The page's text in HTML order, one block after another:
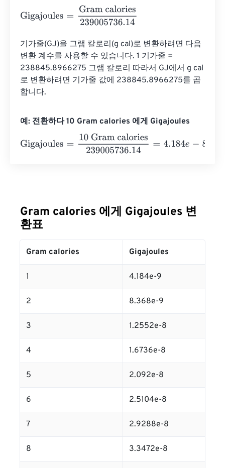
Gigajoules Gram calories239005736.14
기가줄(GJ)을 그램 칼로리(g cal)로 변환하려면 다음
변환 계수를 사용할 수 있습니다. 1 기가줄 =
238845.8966275 그램 칼로리 따라서 GJ에서 g cal
로 변환하려면 기가줄 값에 238845.8966275를 곱
합니다.
예: 전환하다 10 Gram calories 에게 Gigajoules
Gigajoules
10 Gram calories239005736.14= 4.184 e
Gram calories 에게 Gigajoules 변
환표
Gram calories Gigajoules
1 4.184e-9
2 8.368e-9
3 1.2552e-8
4 1.6736e-8
5 2.092e-8
6 2.5104e-8
7 2.9288e-8
8 3.3472e-8